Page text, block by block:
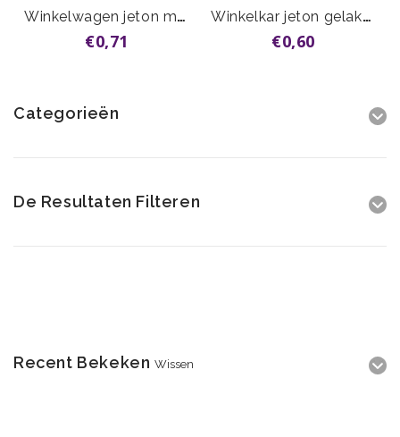
Winkelwagen jeton metal
€0,71
Winkelkar jeton gelakt vanaf
€0,60
Categorieën
De Resultaten Filteren
Recent Bekeken Wissen